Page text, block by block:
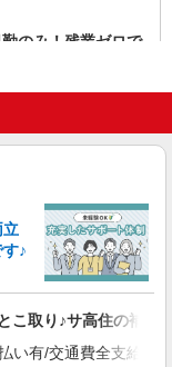
のみ！残業ゼロで
日払い有/週払い有/交
用者さんと家事や掃
払い有/週払い有/交
＞
立
♪
こ取り♪サ高住の補助
有/交通費全支給(ガ